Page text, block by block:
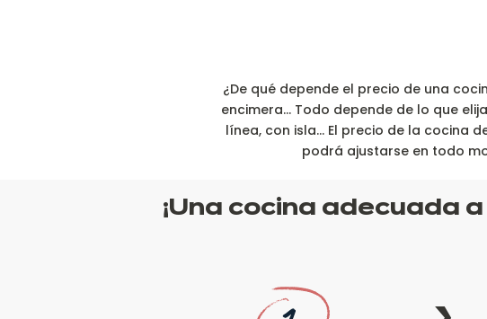
¿De qué depende el precio de una
encimera… Todo depende de lo que
línea, con isla… El precio de la cocina
podrá ajustarse en todo
¡Una cocina adecuada